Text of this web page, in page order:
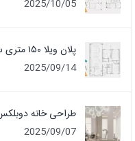
2025/10/05
پلان ویلا ۱۵۰ متری سه خوابه | نقشه ویلای مدرن
2025/09/14
طراحی خانه
2025/09/07